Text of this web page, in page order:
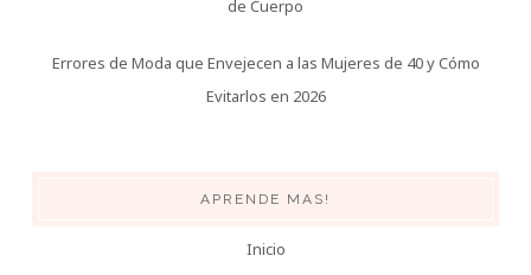
de Cuerpo
Errores de Moda que Envejecen a las Mujeres de 40 y Cómo
Evitarlos en 2026
APRENDE MAS!
Inicio